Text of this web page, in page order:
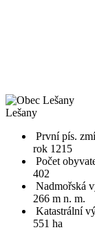
Lešany
První pís.
rok 1215
Počet
402
Nadmořská
266 m n. m.
Katastrální
551 ha